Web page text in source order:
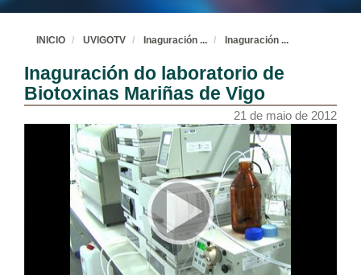
INICIO UVIGOTV Inaguración ... Inaguración ...
Inaguración do laboratorio de
Biotoxinas Mariñas de Vigo
21 de maio de 2012